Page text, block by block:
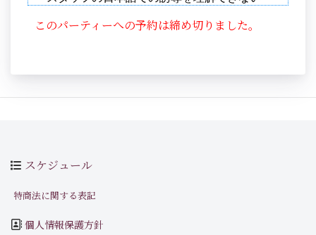
このパーティーへの予約は締め切りました。
スケジュール
特商法に関する表記
個人情報保護方針